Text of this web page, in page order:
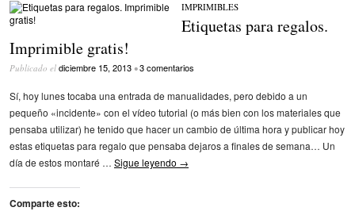
IMPRIMIBLES
Etiquetas para regalos.
Imprimible gratis!
Publicado el diciembre 15, 2013 •3 comentarios
Sí, hoy lunes tocaba una entrada de manualidades, pero debido a un
pequeño «incidente» con el vídeo tutorial (o más bien con los materiales que
pensaba utilizar) he tenido que hacer un cambio de última hora y publicar hoy
estas etiquetas para regalo que pensaba dejaros a finales de semana… Un
día de estos montaré … Sigue leyendo →
Comparte esto: